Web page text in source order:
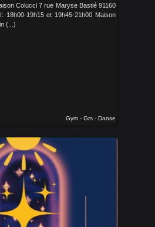
Colucci 7 rue Maryse Bastié 91160
18h00-19h15 et 19h45-21h00 Maison
(...)
Gym - Grs - Danse